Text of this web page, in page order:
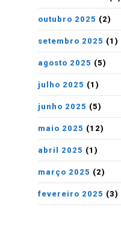
outubro 2025 (2)
setembro 2025 (1)
agosto 2025 (5)
julho 2025 (1)
junho 2025 (5)
maio 2025 (12)
abril 2025 (1)
março 2025 (2)
fevereiro 2025 (3)